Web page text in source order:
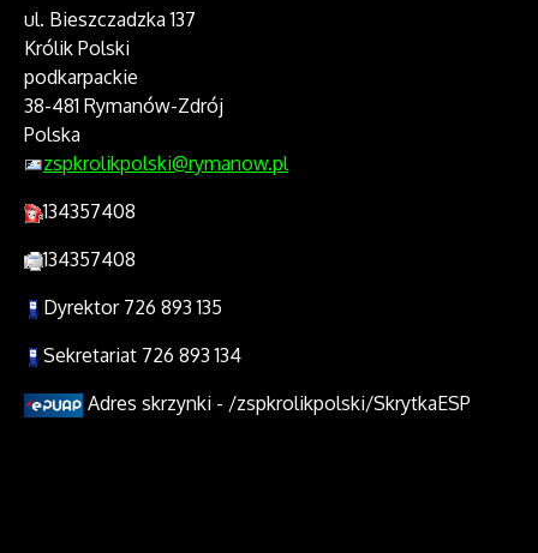
ul. Bieszczadzka 137
Królik Polski
podkarpackie
38-481 Rymanów-Zdrój
Polska
zspkrolikpolski@rymanow.pl
134357408
134357408
Dyrektor 726 893 135
Sekretariat 726 893 134
Adres skrzynki - /zspkrolikpolski/SkrytkaESP